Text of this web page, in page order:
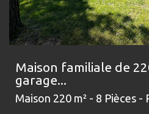
Maison familiale de
garage...
Maison 220 m² - 8 Pièces